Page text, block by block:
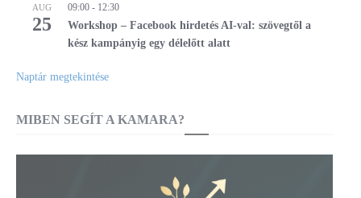
AUG
25
09:00 - 12:30
Workshop – Facebook hirdetés AI-val: szövegtől a
kész kampányig egy délelőtt alatt
Naptár megtekintése
MIBEN SEGÍT A KAMARA?